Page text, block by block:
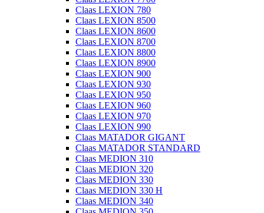
Claas LEXION 780
Claas LEXION 8500
Claas LEXION 8600
Claas LEXION 8700
Claas LEXION 8800
Claas LEXION 8900
Claas LEXION 900
Claas LEXION 930
Claas LEXION 950
Claas LEXION 960
Claas LEXION 970
Claas LEXION 990
Claas MATADOR GIGANT
Claas MATADOR STANDARD
Claas MEDION 310
Claas MEDION 320
Claas MEDION 330
Claas MEDION 330 H
Claas MEDION 340